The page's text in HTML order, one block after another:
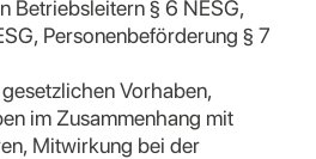
Betriebsleitern § 6 NESG,
Personenbeförderung § 7
Vorhaben,
im Zusammenhang mit
Mitwirkung bei der